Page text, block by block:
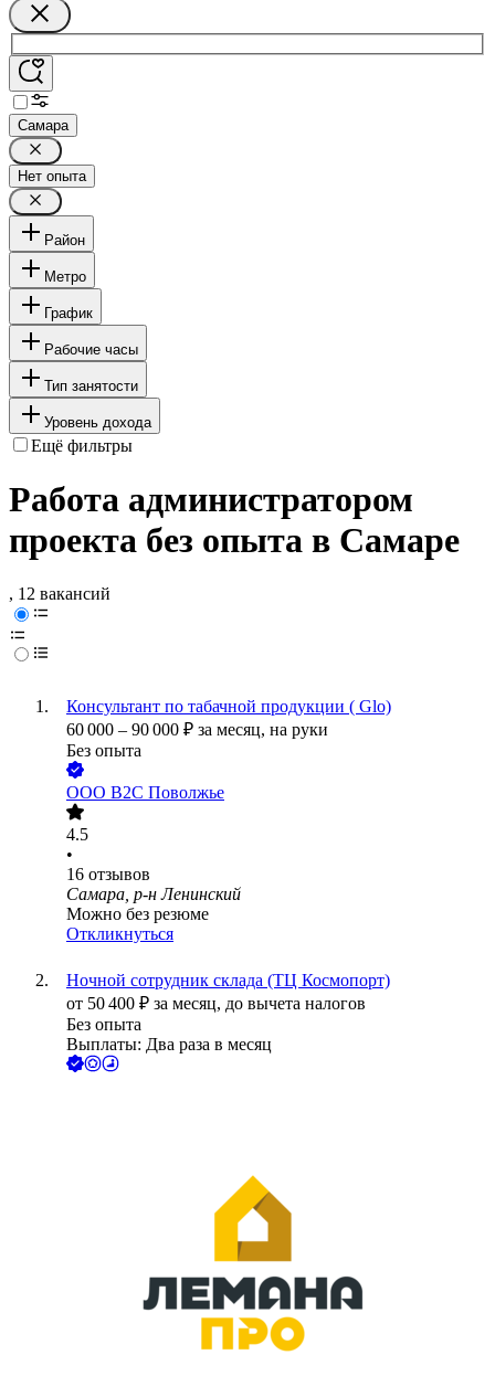
Самара
Нет опыта
Район
Метро
График
Рабочие часы
Тип занятости
Уровень дохода
Ещё фильтры
Работа администратором
проекта без опыта в Самаре
, 12 вакансий
Консультант по табачной продукции ( Glo)
60 000 – 90 000 ₽ за месяц, на руки
Без опыта
ООО В2С Поволжье
4.5
•
16 отзывов
Самара, р-н Ленинский
Можно без резюме
Откликнуться
Ночной сотрудник склада (ТЦ Космопорт)
от 50 400 ₽ за месяц, до вычета налогов
Без опыта
Выплаты: Два раза в месяц